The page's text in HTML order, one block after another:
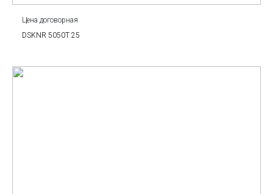
Цена договорная
DSKNR 5050T 25